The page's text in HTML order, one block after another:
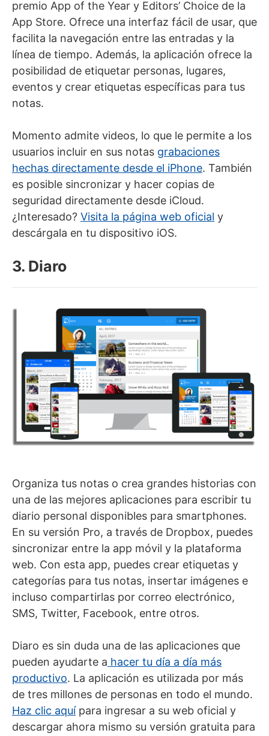
premio App of the Year y Editors’ Choice de la
App Store. Ofrece una interfaz fácil de usar, que
facilita la navegación entre las entradas y la
línea de tiempo. Además, la aplicación ofrece la
posibilidad de etiquetar personas, lugares,
eventos y crear etiquetas específicas para tus
notas.
Momento admite videos, lo que le permite a los
usuarios incluir en sus notas grabaciones
hechas directamente desde el iPhone. También
es posible sincronizar y hacer copias de
seguridad directamente desde iCloud.
¿Interesado? Visita la página web oficial y
descárgala en tu dispositivo iOS.
3. Diaro
Organiza tus notas o crea grandes historias con
una de las mejores aplicaciones para escribir tu
diario personal disponibles para smartphones.
En su versión Pro, a través de Dropbox, puedes
sincronizar entre la app móvil y la plataforma
web. Con esta app, puedes crear etiquetas y
categorías para tus notas, insertar imágenes e
incluso compartirlas por correo electrónico,
SMS, Twitter, Facebook, entre otros.
Diaro es sin duda una de las aplicaciones que
pueden ayudarte a hacer tu día a día más
productivo. La aplicación es utilizada por más
de tres millones de personas en todo el mundo.
Haz clic aquípara ingresar a su web oficial y
descargar ahora mismo su versión gratuita para